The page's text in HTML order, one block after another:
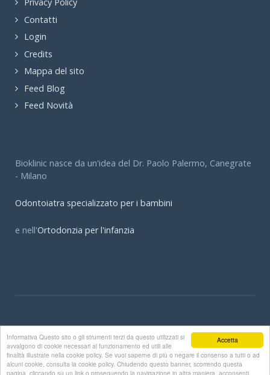
Accetta
Informativa Questo sito o gli strumenti terzi da questo utilizzati si
avvalgono di cookie necessari al funzionamento ed utili alle
finalità illustrate nella cookie policy. Se vuoi saperne di più o negare il consenso a tutti o ad
alcuni cookie, consulta la cookie policy. Chiudendo questo banner, scorrendo questa
pagina, cliccando su un link o proseguendo la navigazione in altra maniera, acconsenti
Contatti
Login
Credits
Mappa del sito
Feed Blog
Feed Novità
Bioklinic nasce da un'idea del Dr. Paolo Palermo, Canegrate
- Milano
Odontoiatra specializzato per i bambini
e nell'Ortodonzia per l'infanzia
© Bioklinic - Dott. Paolo Palermo Dott.ssa Elena Palermo
Bioklinic.it
.